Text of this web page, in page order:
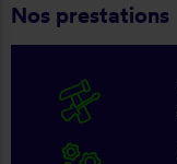
Nos prestations